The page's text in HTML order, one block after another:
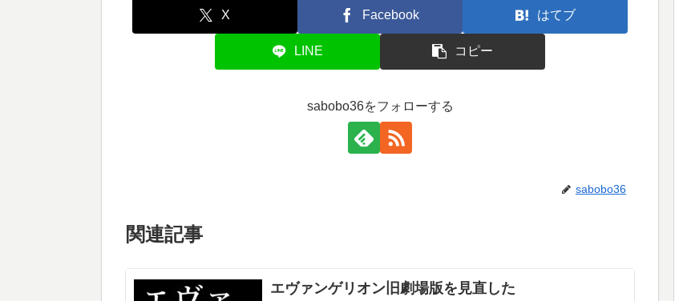
X Facebook はてブ
LINE コピー
sabobo36をフォローする
sabobo36
関連記事
エヴァンゲリオン旧劇場版を見直した